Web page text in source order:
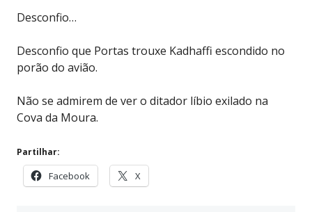
Desconfio…
Desconfio que Portas trouxe Kadhaffi escondido no
porão do avião.
Não se admirem de ver o ditador líbio exilado na
Cova da Moura.
Partilhar:
Facebook X